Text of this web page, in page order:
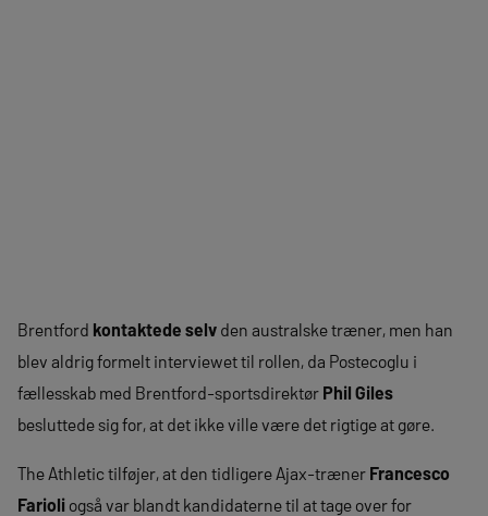
Brentford kontaktede selv den australske træner, men han
blev aldrig formelt interviewet til rollen, da Postecoglu i
fællesskab med Brentford-sportsdirektør Phil Giles
besluttede sig for, at det ikke ville være det rigtige at gøre.
The Athletic tilføjer, at den tidligere Ajax-træner Francesco
Farioli også var blandt kandidaterne til at tage over for